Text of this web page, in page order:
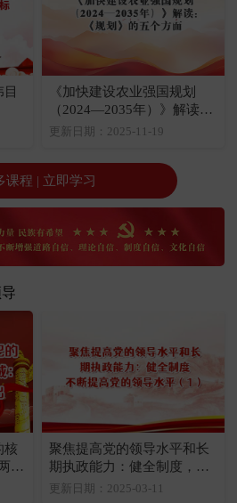
《加快建设农业强国规划
（2024—2035年）》解读：
《规划》的五个方面
更新日期：2025-11-19
课程 | 立即学习
核
个
聚焦提高党的领导水平和长
期执政能力：健全制度，不
断提高党的领导水平（1）
更新日期：2025-03-11